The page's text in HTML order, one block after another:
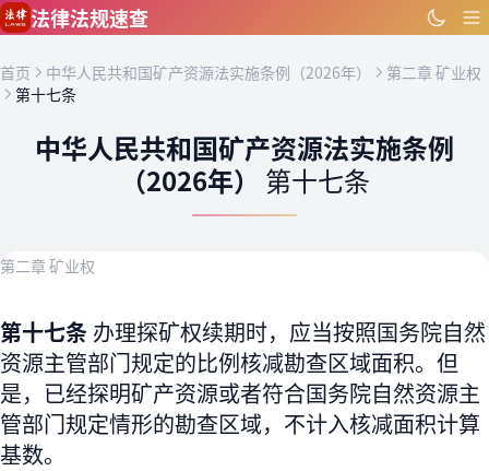
跳到主要内容
法律法规速查
首页 中华人民共和国矿产资源法实施条例（2026年）
第二章 矿业权
第十七条
中华人民共和国矿产资源法实施条例
（2026年） 第十七条
第二章 矿业权
第十七条 办理探矿权续期时，应当按照国务院自然
资源主管部门规定的比例核减勘查区域面积。但
是，已经探明矿产资源或者符合国务院自然资源主
管部门规定情形的勘查区域，不计入核减面积计算
基数。